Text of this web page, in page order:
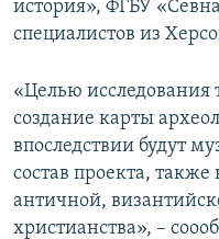
история», ФГБУ
специалистов из
«Целью исследования
создание карты
впоследствии будут
состав проекта,
античной,
христианства», –